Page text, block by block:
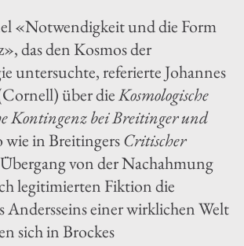
«Notwendigkeit und die Form
das den Kosmos der
untersuchte, referierte Johannes
über dieKosmologische
Kontingenz bei Breitinger und
wie in BreitingersCritischer
von der Nachahmung
legitimierten Fiktion die
Andersseins einer wirklichen Welt
sich in Brockes